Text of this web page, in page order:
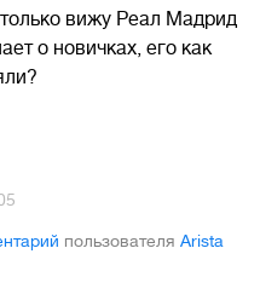
вижу Реал Мадрид
о новичках, его как
пользователя Arista